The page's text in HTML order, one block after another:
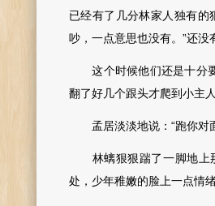
已经有了几分林家人独有的
吵，一点意思也没有。”还没
这个时候他们还是十分要
翻了好几个跟头才爬到小主
孟居淡淡地说：“跑你对面
林螭狠狠踹了一脚地上
处，少年稚嫩的脸上一点情